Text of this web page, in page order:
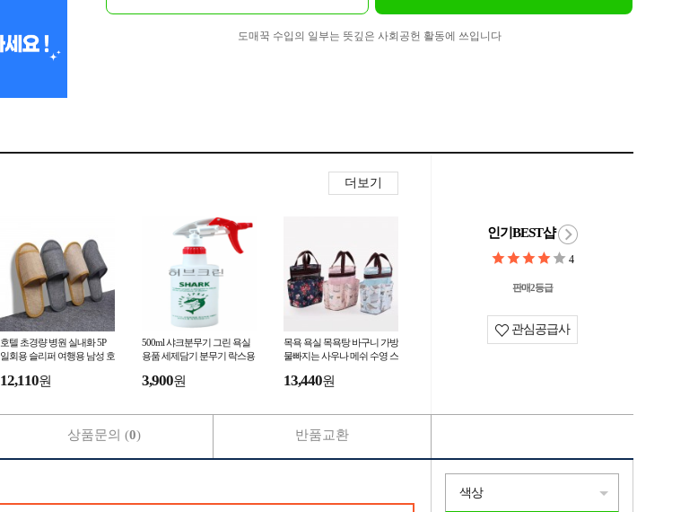
도매꾹 수입의 일부는 뜻깊은 사회공헌 활동에 쓰입니다
더보기
호텔 초경량 병원 실내화 5P
일회용 슬리퍼 여행용 남성 호
12,110원
500ml 샤크분무기 그린 욕실
용품 세제담기 분무기 락스용
3,900원
목욕 욕실 목욕탕 바구니 가방
물빠지는 사우나 메쉬 수영 스
13,440원
인기BEST샵
4
판매2등급
관심공급사
상품문의 (0) 반품교환
색상